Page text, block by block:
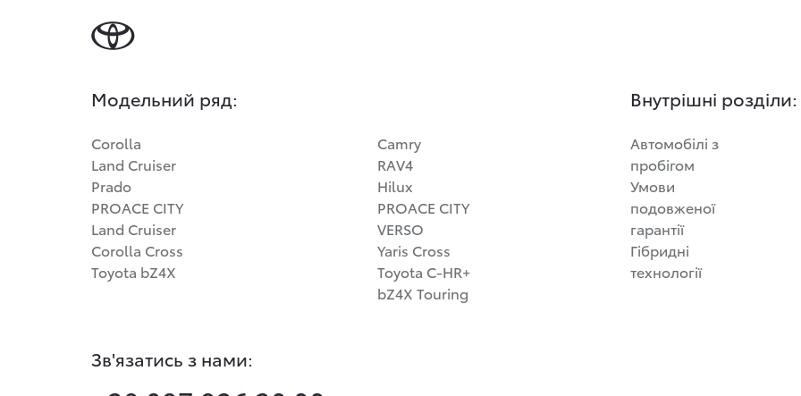
Модельний ряд:
Corolla
Land Cruiser
Prado
PROACE CITY
Land Cruiser
Corolla Cross
Toyota bZ4X
Camry
RAV4
Hilux
PROACE CITY
VERSO
Yaris Cross
Toyota C-HR+
bZ4X Touring
Внутрішні розділи:
Автомобілі з
пробігом
Умови
подовженої
гарантії
Гібридні
технології
Зв'язатись з нами: